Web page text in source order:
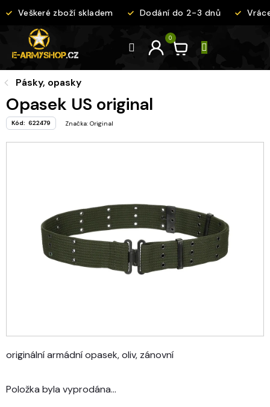
na
Veškeré zboží skladem Dodání do 2-3 dnů
Pásky, opasky
Opasek US original
Kód: 622479 Značka: Original
Položka byla vyprodána…
originální armádní opasek, oliv, zánovní